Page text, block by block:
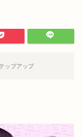
ップアップ